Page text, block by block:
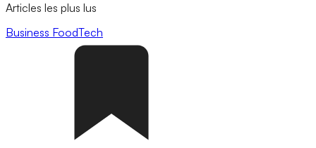
Articles les plus lus
Business FoodTech